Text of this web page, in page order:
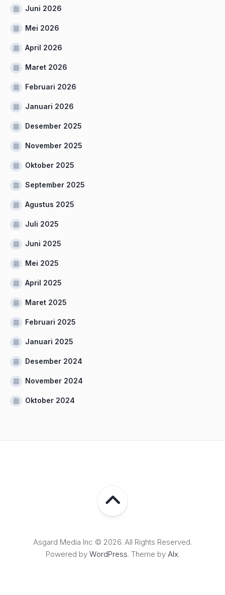
Juni 2026
Mei 2026
April 2026
Maret 2026
Februari 2026
Januari 2026
Desember 2025
November 2025
Oktober 2025
September 2025
Agustus 2025
Juli 2025
Juni 2025
Mei 2025
April 2025
Maret 2025
Februari 2025
Januari 2025
Desember 2024
November 2024
Oktober 2024
Asgard Media Inc © 2026. All Rights Reserved.
Powered by WordPress. Theme by Alx.